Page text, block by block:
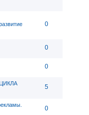
0
0
0
5
0